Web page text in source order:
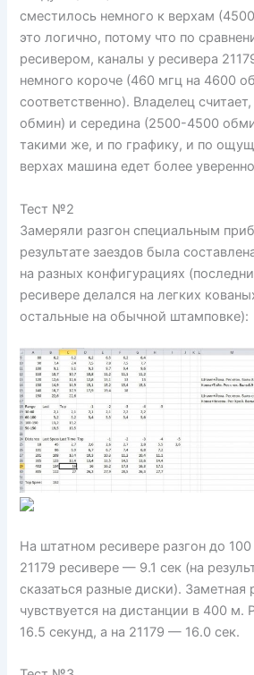
сместилось немного к верхам
это логично, потому что по
ресивером, каналы у ресивера
немного короче (460 мгц на 4600
соответственно). Владелец
обмин) и середина (2500-4500
такими же, и по графику, и по
верхах машина едет более
Тест №2
Замеряли разгон специальным
результате заездов была
на разных конфигурациях
ресивере делался на легких
остальные на обычной штамповке):
На штатном ресивере разгон до
21179 ресивере — 9.1 сек (на
сказаться разные диски). Заметная
чувствуется на дистанции в 400 м.
16.5 секунд, а на 21179 — 16.0 сек.